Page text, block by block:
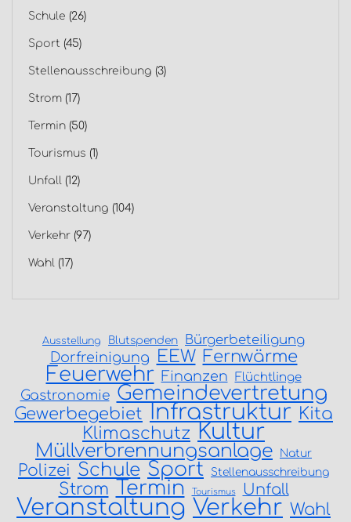
Schule (26)
Sport (45)
Stellenausschreibung (3)
Strom (17)
Termin (50)
Tourismus (1)
Unfall (12)
Veranstaltung (104)
Verkehr (97)
Wahl (17)
Ausstellung Blutspenden Bürgerbeteiligung
Dorfreinigung EEW Fernwärme
Feuerwehr Finanzen Flüchtlinge
Gastronomie Gemeindevertretung
Gewerbegebiet Infrastruktur Kita
Klimaschutz Kultur
Müllverbrennungsanlage Natur
Polizei Schule Sport Stellenausschreibung
Strom Termin Tourismus Unfall
Veranstaltung Verkehr Wahl